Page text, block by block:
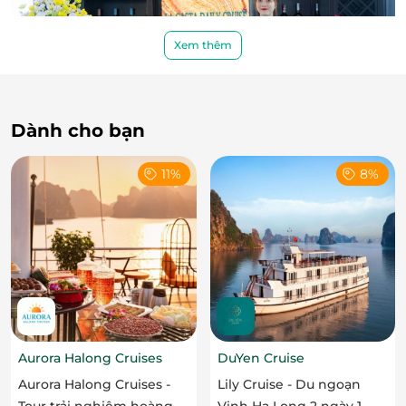
thiên nhiên sống động
Xem thêm
Dành cho bạn
11%
Aurora Halong Cruises
Aurora Halong Cruises -
8%
DuYen Cruise
Lily Cruise - Du ngoạn